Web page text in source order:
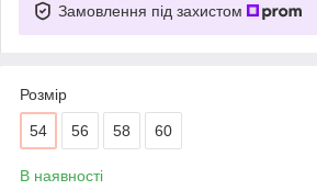
Замовлення під захистом
Розмір
54 56 58 60
В наявності